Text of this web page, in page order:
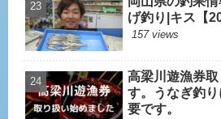
げ釣り|キス【
157 views
高梁川遊漁券
す。うなぎ釣
要です。